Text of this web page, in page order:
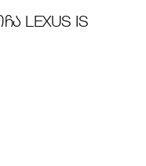
LEXUS IS